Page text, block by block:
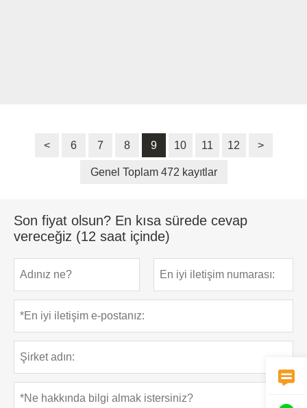
< 6 7 8 9 10 11 12 >
Genel Toplam 472 kayıtlar
Son fiyat olsun? En kısa sürede cevap
vereceğiz (12 saat içinde)
